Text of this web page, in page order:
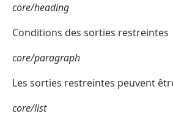
core/heading
Conditions des sorties restreintes
core/paragraph
Les sorties restreintes peuvent
core/list